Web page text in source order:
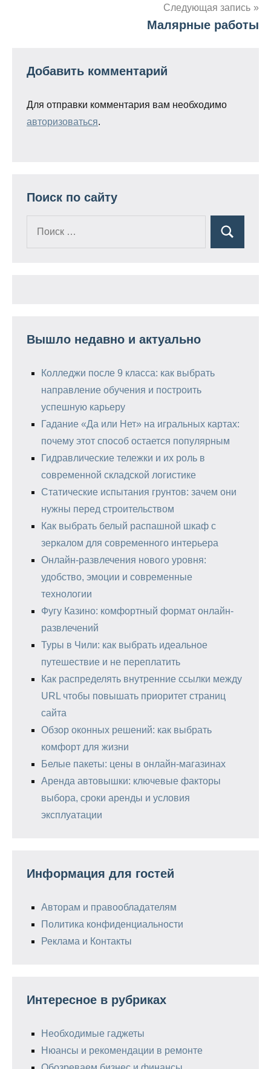
Следующая запись
Малярные работы
Добавить комментарий
Для отправки комментария вам необходимо
авторизоваться.
Поиск по сайту
Поиск
Вышло недавно и актуально
Колледжи после 9 класса: как выбрать
направление обучения и построить
успешную карьеру
Гадание «Да или Нет» на игральных картах:
почему этот способ остается популярным
Гидравлические тележки и их роль в
современной складской логистике
Статические испытания грунтов: зачем они
нужны перед строительством
Как выбрать белый распашной шкаф с
зеркалом для современного интерьера
Онлайн-развлечения нового уровня:
удобство, эмоции и современные
технологии
Фугу Казино: комфортный формат онлайн-
развлечений
Туры в Чили: как выбрать идеальное
путешествие и не переплатить
Как распределять внутренние ссылки между
URL чтобы повышать приоритет страниц
сайта
Обзор оконных решений: как выбрать
комфорт для жизни
Белые пакеты: цены в онлайн-магазинах
Аренда автовышки: ключевые факторы
выбора, сроки аренды и условия
эксплуатации
Информация для гостей
Авторам и правообладателям
Политика конфиденциальности
Реклама и Контакты
Интересное в рубриках
Необходимые гаджеты
Нюансы и рекомендации в ремонте